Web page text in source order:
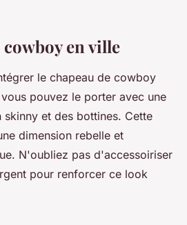
cowboy en ville
le chapeau de cowboy
pouvez le porter avec une
skinny et des bottines. Cette
dimension rebelle et
N'oubliez pas d'accessoiriser
pour renforcer ce look